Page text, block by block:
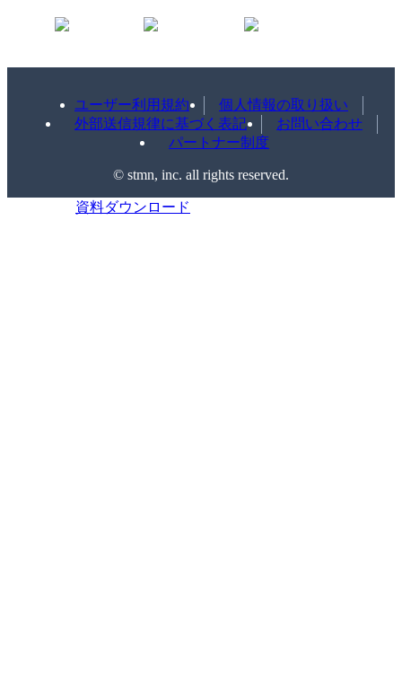
ユーザー利用規約
個人情報の取り扱い
外部送信規律に基づく表記
お問い合わせ
パートナー制度
©️ stmn, inc. all rights reserved.
資料ダウンロード